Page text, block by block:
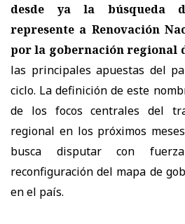
desde ya la búsqueda
represente a Renovación
por la gobernación regional
las principales apuestas del
ciclo. La definición de este
de los focos centrales del
regional en los próximos
busca disputar con
reconfiguración del mapa de
en el país.